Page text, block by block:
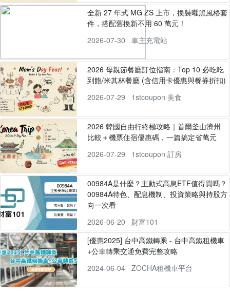
全新 27 年式 MG ZS 上市，換裝曜黑風格套
件，搭配舊換新不用 60 萬元！
2026-07-30
車主充電站
2026 母親節餐廳訂位指南：Top 10 必吃吃
到飽/米其林餐廳 (含信用卡優惠與餐券折扣)
2026-07-29
1stcoupon 美食
2026 韓國自由行終極攻略｜首爾釜山濟州
比較＋機票住宿優惠碼，一篇搞定省萬元
2026-07-29
1stcoupon 訂房
00984A是什麼？主動式高息ETF值得買嗎？
00984A特色、配息機制、投資策略與持股方
向一次看
2026-06-20
財富101
[優惠2025] 台中高鐵轉乘 - 台中高鐵租機車
+公車轉乘交通免費完整攻略
2024-06-04
ZOCHA租機車平台